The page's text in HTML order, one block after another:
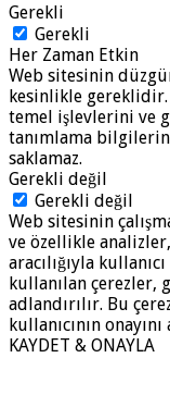
Gerekli
Gerekli
Her Zaman Etkin
Web sitesinin
kesinlikle gereklidir.
temel işlevlerini ve
tanımlama
saklamaz.
Gerekli değil
Gerekli değil
Web sitesinin
ve özellikle
aracılığıyla
kullanılan çerezler,
adlandırılır. Bu
kullanıcının
KAYDET & ONAYLA